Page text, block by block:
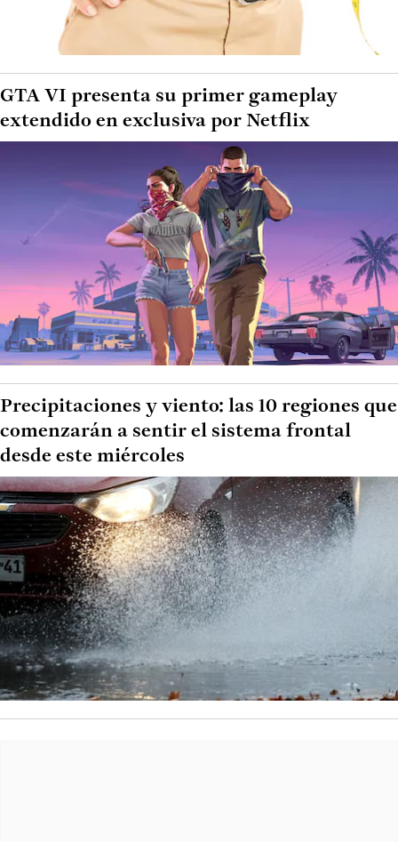
GTA VI presenta su primer gameplay
extendido en exclusiva por Netflix
Precipitaciones y viento: las 10 regiones que
comenzarán a sentir el sistema frontal
desde este miércoles